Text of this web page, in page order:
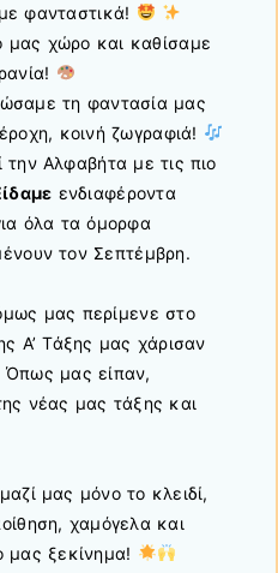
φανταστικά!
μας χώρο και καθίσαμε
τη φαντασία μας
κοινή ζωγραφιά!
την Αλφαβήτα με τις πιο
ενδιαφέροντα
όλα τα όμορφα
τον Σεπτέμβρη.
μας περίμενε στο
Α’ Τάξης μας χάρισαν
Όπως μας είπαν,
νέας μας τάξης και
μας μόνο το κλειδί,
χαμόγελα και
μας ξεκίνημα!